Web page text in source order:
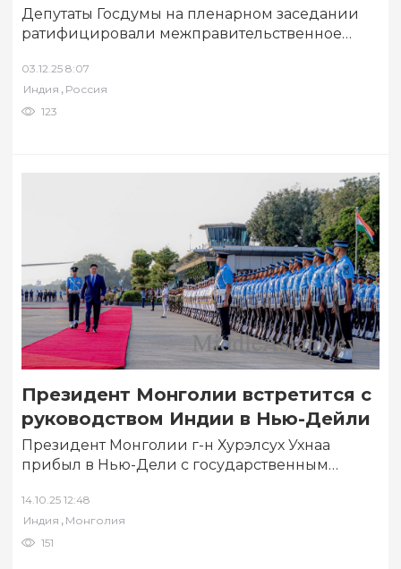
Депутаты Госдумы на пленарном заседании
ратифицировали межправительственное
отправки военнослужащих, а также военных
кораблей…
03.12.25 8:07
Индия , Россия
123
Президент Монголии встретится с
руководством Индии в Нью-Дейли
Президент Монголии г-н Хурэлсух Ухнаа
прибыл в Нью-Дели с государственным
почётный…
14.10.25 12:48
Индия , Монголия
151